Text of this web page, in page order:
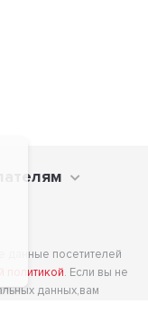
данные посетителей
политикой. Если вы не
данных,вам